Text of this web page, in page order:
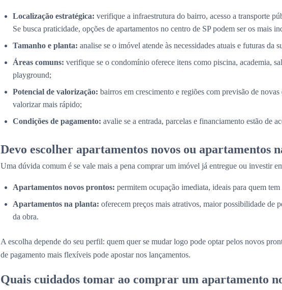
Localização estratégica: verifique a infraestrutura do bairro, acesso a transporte
Se busca praticidade, opções de apartamentos no centro de SP podem ser os mais
Tamanho e planta: analise se o imóvel atende às necessidades atuais e futuras da
Áreas comuns: verifique se o condomínio oferece itens como piscina, academia,
playground;
Potencial de valorização: bairros em crescimento e regiões com previsão de
valorizar mais rápido;
Condições de pagamento: avalie se a entrada, parcelas e financiamento estão de
Devo escolher apartamentos novos ou apartamentos
Uma dúvida comum é se vale mais a pena comprar um imóvel já entregue ou investir
Apartamentos novos prontos: permitem ocupação imediata, ideais para quem
Apartamentos na planta: oferecem preços mais atrativos, maior possibilidade de
da obra.
A escolha depende do seu perfil: quem quer se mudar logo pode optar pelos novos
de pagamento mais flexíveis pode apostar nos lançamentos.
Quais cuidados tomar ao comprar um apartamento